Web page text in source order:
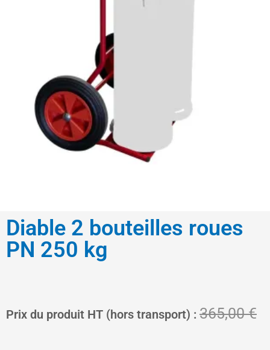
Diable 2 bouteilles roues
PN 250 kg
Prix du produit HT (hors transport) : 365,00€
Le